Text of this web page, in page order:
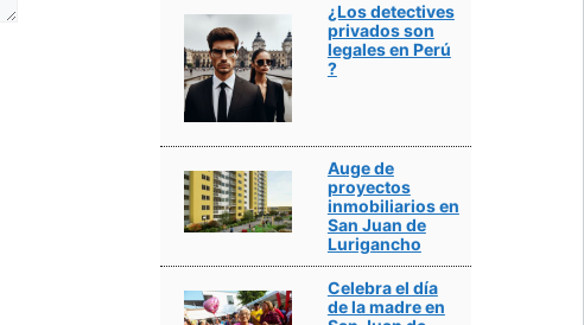
¿Los detectives
privados son
legales en Perú
?
Auge de
proyectos
inmobiliarios en
San Juan de
Lurigancho
Celebra el día
de la madre en